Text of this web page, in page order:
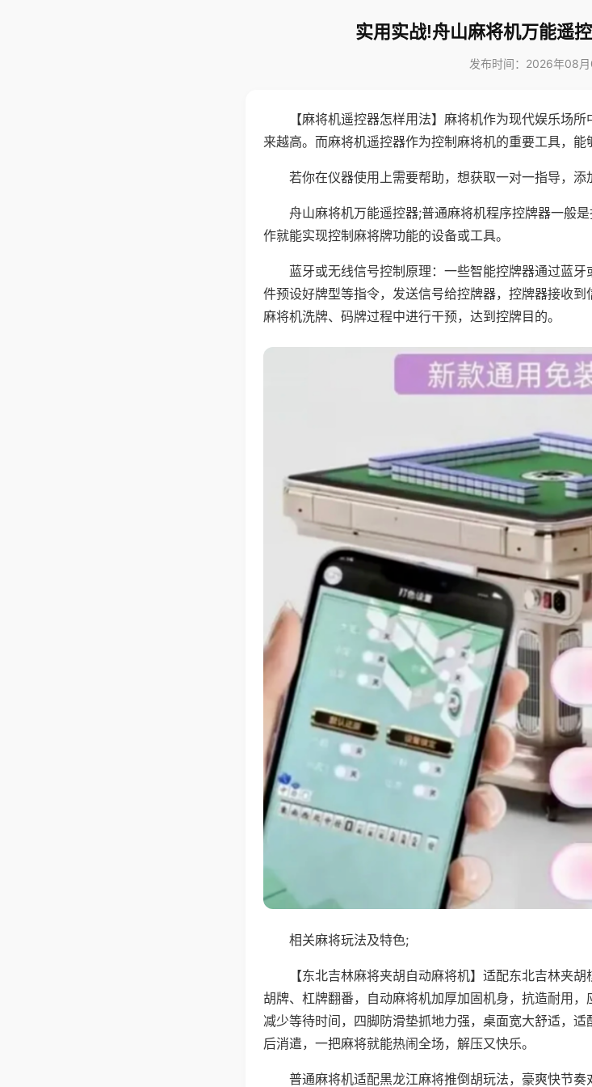
实用实战!舟山麻将机万能遥
发布时间：2026年08
【麻将机遥控器怎样用法】麻将机作为现代娱乐场
来越高。而麻将机遥控器作为控制麻将机的重要工具，能
若你在仪器使用上需要帮助，想获取一对一指导，添
舟山麻将机万能遥控器;普通麻将机程序控牌器一般
作就能实现控制麻将牌功能的设备或工具。
蓝牙或无线信号控制原理：一些智能控牌器通过蓝
件预设好牌型等指令，发送信号给控牌器，控牌器接收
麻将机洗牌、码牌过程中进行干预，达到控牌目的。
相关麻将玩法及特色;
【东北吉林麻将夹胡自动麻将机】适配东北吉林夹
胡牌、杠牌翻番，自动麻将机加厚加固机身，抗造耐用，
减少等待时间，四脚防滑垫抓地力强，桌面宽大舒适，
后消遣，一把麻将就能热闹全场，解压又快乐。
普通麻将机适配黑龙江麻将推倒胡玩法，豪爽快节奏